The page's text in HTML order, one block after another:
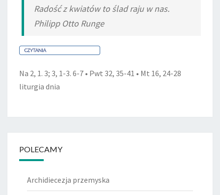
Radość z kwiatów to ślad raju w nas.
Philipp Otto Runge
Na 2, 1. 3; 3, 1-3. 6-7 • Pwt 32, 35-41 • Mt 16, 24-28
liturgia dnia
POLECAMY
Archidiecezja przemyska